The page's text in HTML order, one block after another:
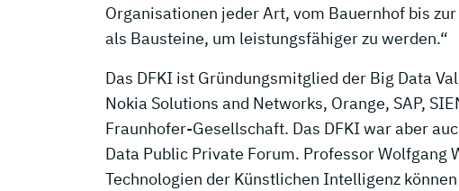
Organisationen jeder Art, vom Bauernhof bis
als Bausteine, um leistungsfähiger zu werden.“
Das DFKI ist Gründungsmitglied der Big Data
Nokia Solutions and Networks, Orange, SAP,
Fraunhofer-Gesellschaft. Das DFKI war aber
Data Public Private Forum. Professor Wolfgang
Technologien der Künstlichen Intelligenz